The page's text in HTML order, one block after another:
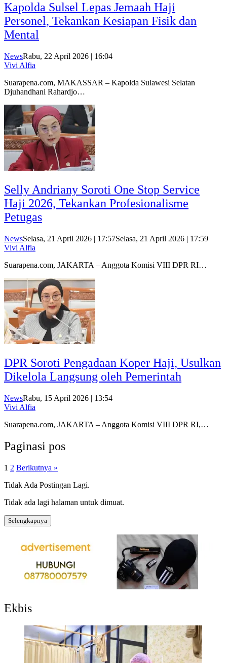
Kapolda Sulsel Lepas Jemaah Haji
Personel, Tekankan Kesiapan Fisik dan
Mental
NewsRabu, 22 April 2026 | 16:04
Vivi Alfia
Suarapena.com, MAKASSAR – Kapolda Sulawesi Selatan
Djuhandhani Rahardjo…
Selly Andriany Soroti One Stop Service
Haji 2026, Tekankan Profesionalisme
Petugas
NewsSelasa, 21 April 2026 | 17:57Selasa, 21 April 2026 | 17:59
Vivi Alfia
Suarapena.com, JAKARTA – Anggota Komisi VIII DPR RI…
DPR Soroti Pengadaan Koper Haji, Usulkan
Dikelola Langsung oleh Pemerintah
NewsRabu, 15 April 2026 | 13:54
Vivi Alfia
Suarapena.com, JAKARTA – Anggota Komisi VIII DPR RI,…
Paginasi pos
1 2 Berikutnya »
Tidak Ada Postingan Lagi.
Tidak ada lagi halaman untuk dimuat.
Selengkapnya
Ekbis